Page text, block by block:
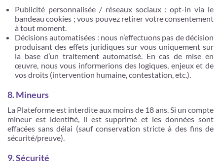
Publicité personnalisée / réseaux sociaux : opt-in via le
bandeau cookies ; vous pouvez retirer votre consentement
à tout moment.
Décisions automatisées : nous n’effectuons pas de décision
produisant des effets juridiques sur vous uniquement sur
la base d’un traitement automatisé. En cas de mise en
œuvre, nous vous informerions des logiques, enjeux et de
vos droits (intervention humaine, contestation, etc.).
8. Mineurs
La Plateforme est interdite aux moins de 18 ans. Si un compte
mineur est identifié, il est supprimé et les données sont
effacées sans délai (sauf conservation stricte à des fins de
sécurité/preuve).
9. Sécurité